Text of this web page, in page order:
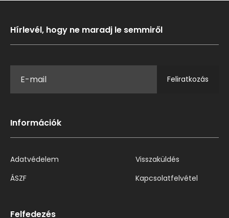
Hírlevél, hogy ne maradj le semmiről
Feliratkozás
Információk
Adatvédelem
ÁSZF
Visszaküldés
Kapcsolatfelvétel
Felfedezés